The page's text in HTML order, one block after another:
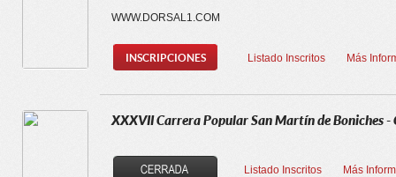
WWW.DORSAL1.COM
INSCRIPCIONES Listado Inscritos Más
XXXVII Carrera Popular San Martín de Boniches -
Listado Inscritos Más